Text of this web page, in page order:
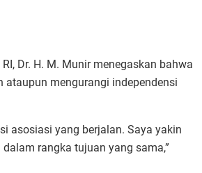
Dr. H. M. Munir menegaskan bahwa
mengurangi independensi
asosiasi yang berjalan. Saya yakin
rangka tujuan yang sama,”